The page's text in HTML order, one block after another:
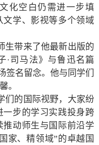
化空白仍需进一步填
学、影视等多个领域
生带来了他最新出版的
· 司马法》与鲁迅名篇
签名留念。他与同学们
。
们的国际视野，大家纷
步的学习实践投身跨
动师生与国际前沿学
家、精领域”的卓越国